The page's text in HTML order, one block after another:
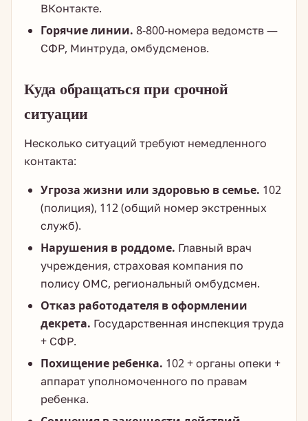
ВКонтакте.
Горячие линии. 8-800-номера ведомств —
СФР, Минтруда, омбудсменов.
Куда обращаться при срочной
ситуации
Несколько ситуаций требуют немедленного
контакта:
Угроза жизни или здоровью в семье. 102
(полиция), 112 (общий номер экстренных
служб).
Нарушения в роддоме. Главный врач
учреждения, страховая компания по
полису ОМС, региональный омбудсмен.
Отказ работодателя в оформлении
декрета. Государственная инспекция труда
+ СФР.
Похищение ребенка. 102 + органы опеки +
аппарат уполномоченного по правам
ребенка.